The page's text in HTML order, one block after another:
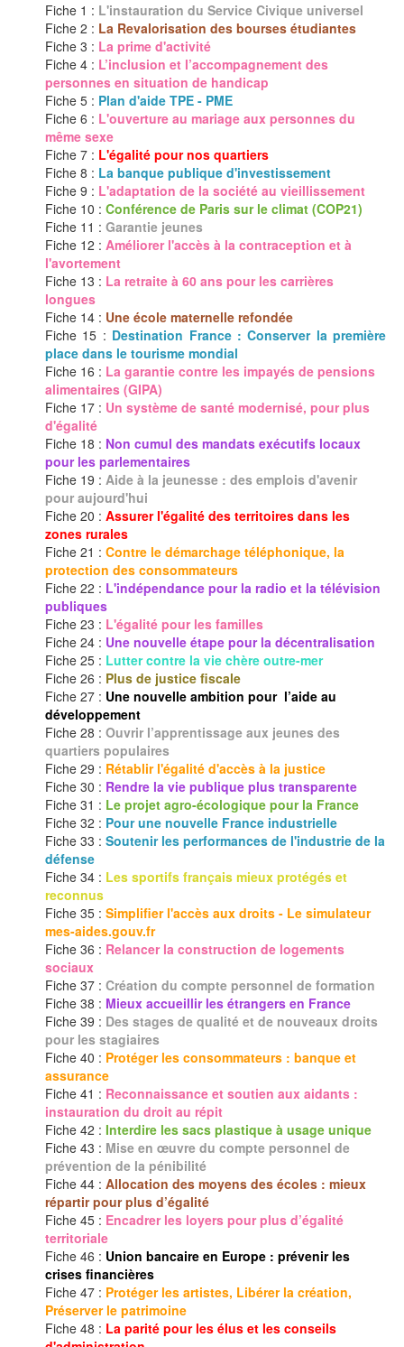
Fiche 1 : L'instauration du Service Civique universel
Fiche 2 : La Revalorisation des bourses étudiantes
Fiche 3 : La prime d'activité
Fiche 4 : L’inclusion et l’accompagnement des
personnes en situation de handicap
Fiche 5 : Plan d'aide TPE - PME
Fiche 6 : L'ouverture au mariage aux personnes du
même sexe
Fiche 7 : L'égalité pour nos quartiers
Fiche 8 : La banque publique d'investissement
Fiche 9 : L'adaptation de la société au vieillissement
Fiche 10 : Conférence de Paris sur le climat (COP21)
Fiche 11 : Garantie jeunes
Fiche 12 : Améliorer l'accès à la contraception et à
l'avortement
Fiche 13 : La retraite à 60 ans pour les carrières
longues
Fiche 14 : Une école maternelle refondée
Fiche 15 : Destination France : Conserver la première
place dans le tourisme mondial
Fiche 16 : La garantie contre les impayés de pensions
alimentaires (GIPA)
Fiche 17 : Un système de santé modernisé, pour plus
d'égalité
Fiche 18 : Non cumul des mandats exécutifs locaux
pour les parlementaires
Fiche 19 : Aide à la jeunesse : des emplois d'avenir
pour aujourd'hui
Fiche 20 : Assurer l'égalité des territoires dans les
zones rurales
Fiche 21 : Contre le démarchage téléphonique, la
protection des consommateurs
Fiche 22 : L'indépendance pour la radio et la télévision
publiques
Fiche 23 : L'égalité pour les familles
Fiche 24 : Une nouvelle étape pour la décentralisation
Fiche 25 : Lutter contre la vie chère outre-mer
Fiche 26 : Plus de justice fiscale
Fiche 27 : Une nouvelle ambition pour l’aide au
développement
Fiche 28 : Ouvrir l’apprentissage aux jeunes des
quartiers populaires
Fiche 29 : Rétablir l'égalité d'accès à la justice
Fiche 30 : Rendre la vie publique plus transparente
Fiche 31 : Le projet agro-écologique pour la France
Fiche 32 : Pour une nouvelle France industrielle
Fiche 33 : Soutenir les performances de l'industrie de la
défense
Fiche 34 : Les sportifs français mieux protégés et
reconnus
Fiche 35 : Simplifier l'accès aux droits - Le simulateur
mes-aides.gouv.fr
Fiche 36 : Relancer la construction de logements
sociaux
Fiche 37 : Création du compte personnel de formation
Fiche 38 : Mieux accueillir les étrangers en France
Fiche 39 : Des stages de qualité et de nouveaux droits
pour les stagiaires
Fiche 40 : Protéger les consommateurs : banque et
assurance
Fiche 41 : Reconnaissance et soutien aux aidants :
instauration du droit au répit
Fiche 42 : Interdire les sacs plastique à usage unique
Fiche 43 : Mise en œuvre du compte personnel de
prévention de la pénibilité
Fiche 44 : Allocation des moyens des écoles : mieux
répartir pour plus d’égalité
Fiche 45 : Encadrer les loyers pour plus d’égalité
territoriale
Fiche 46 : Union bancaire en Europe : prévenir les
crises financières
Fiche 47 : Protéger les artistes, Libérer la création,
Préserver le patrimoine
Fiche 48 : La parité pour les élus et les conseils